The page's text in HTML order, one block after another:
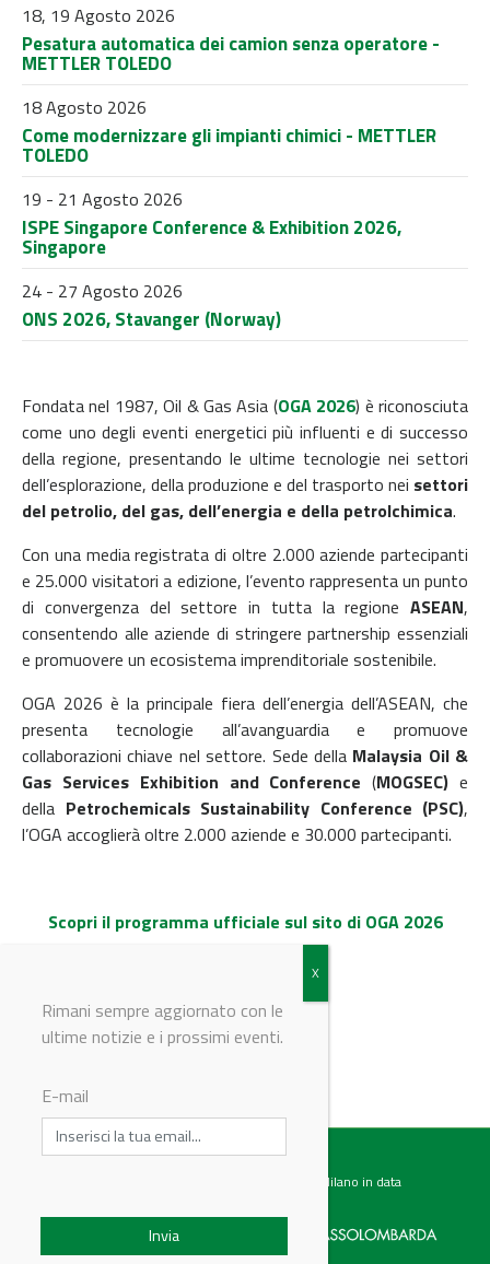
18, 19 Agosto 2026
Pesatura automatica dei camion senza operatore -
METTLER TOLEDO
18 Agosto 2026
Come modernizzare gli impianti chimici - METTLER
TOLEDO
19 - 21 Agosto 2026
ISPE Singapore Conference & Exhibition 2026,
Singapore
24 - 27 Agosto 2026
ONS 2026, Stavanger (Norway)
Fondata nel 1987, Oil & Gas Asia (OGA 2026) è riconosciuta
come uno degli eventi energetici più influenti e di successo
della regione, presentando le ultime tecnologie nei settori
dell’esplorazione, della produzione e del trasporto nei settori
del petrolio, del gas, dell’energia e della petrolchimica.
Con una media registrata di oltre 2.000 aziende partecipanti
e 25.000 visitatori a edizione, l’evento rappresenta un punto
di convergenza del settore in tutta la regione ASEAN,
consentendo alle aziende di stringere partnership essenziali
e promuovere un ecosistema imprenditoriale sostenibile.
OGA 2026 è la principale fiera dell’energia dell’ASEAN, che
presenta tecnologie all’avanguardia e promuove
collaborazioni chiave nel settore. Sede della Malaysia Oil &
Gas Services Exhibition and Conference (MOGSEC) e
della Petrochemicals Sustainability Conference (PSC),
l’OGA accoglierà oltre 2.000 aziende e 30.000 partecipanti.
Scopri il programma ufficiale sul sito di OGA 2026
© Riproduzione riservata
Testata giornalistica registrata presso il Tribunale di Milano in data
Rimani sempre aggiornato con le
ultime notizie e i prossimi eventi.
E-mail